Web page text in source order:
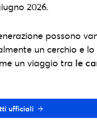
2026.
possono
un cerchio e
un viaggio tra le
ufficiali